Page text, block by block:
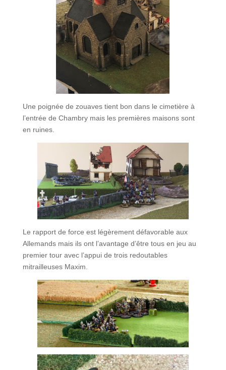
Une poignée de zouaves tient bon dans le cimetière à
l’entrée de Chambry mais les premières maisons sont
en ruines.
Le rapport de force est légèrement défavorable aux
Allemands mais ils ont l’avantage d’être tous en jeu au
premier tour avec l’appui de trois redoutables
mitrailleuses Maxim.